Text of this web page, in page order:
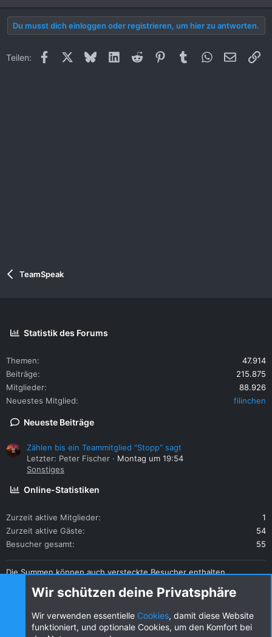
a
o
Du musst dich einloggen oder registrieren, um hier zu antworten.
Teilen: FacebookX (Twitter)
BlueskyLinkedInReddit PinterestTumblrWhatsApp
E-Mail
TeamSpeak
Statistik des Forums
Themen
47.914
Beiträge
215.875
Mitglieder
88.926
Neuestes Mitglied
filinchen
Neueste Beiträge
Zählen bis ein Teammitglied "Stopp" sagt
Letzter: Peter Fischer
Montag um 19:54
Sonstiges
Online-Statistiken
Zurzeit aktive Mitglieder
1
Zurzeit aktive Gäste
54
Besucher gesamt
55
Die Summen können auch versteckte Besucher enthalten.
Diese Seite teilen
Wir schützen deine Privatsphäre
Wir verwenden essentielle Cookies, damit diese Website
funktioniert, und optionale Cookies, um den Komfort bei